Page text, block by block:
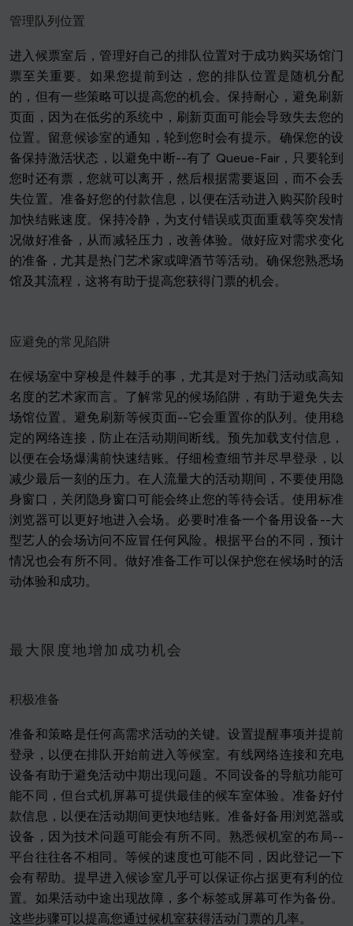
管理队列位置
进入候票室后，管理好自己的排队位置对于成功购买场馆门
票至关重要。如果您提前到达，您的排队位置是随机分配
的，但有一些策略可以提高您的机会。保持耐心，避免刷新
页面，因为在低劣的系统中，刷新页面可能会导致失去您的
位置。留意候诊室的通知，轮到您时会有提示。确保您的设
备保持激活状态，以避免中断--有了 Queue-Fair，只要轮到
您时还有票，您就可以离开，然后根据需要返回，而不会丢
失位置。准备好您的付款信息，以便在活动进入购买阶段时
加快结账速度。保持冷静，为支付错误或页面重载等突发情
况做好准备，从而减轻压力，改善体验。做好应对需求变化
的准备，尤其是热门艺术家或啤酒节等活动。确保您熟悉场
馆及其流程，这将有助于提高您获得门票的机会。
应避免的常见陷阱
在候场室中穿梭是件棘手的事，尤其是对于热门活动或高知
名度的艺术家而言。了解常见的候场陷阱，有助于避免失去
场馆位置。避免刷新等候页面--它会重置你的队列。使用稳
定的网络连接，防止在活动期间断线。预先加载支付信息，
以便在会场爆满前快速结账。仔细检查细节并尽早登录，以
减少最后一刻的压力。在人流量大的活动期间，不要使用隐
身窗口，关闭隐身窗口可能会终止您的等待会话。使用标准
浏览器可以更好地进入会场。必要时准备一个备用设备--大
型艺人的会场访问不应冒任何风险。根据平台的不同，预计
情况也会有所不同。做好准备工作可以保护您在候场时的活
动体验和成功。
最大限度地增加成功机会
积极准备
准备和策略是任何高需求活动的关键。设置提醒事项并提前
登录，以便在排队开始前进入等候室。有线网络连接和充电
设备有助于避免活动中期出现问题。不同设备的导航功能可
能不同，但台式机屏幕可提供最佳的候车室体验。准备好付
款信息，以便在活动期间更快地结账。准备好备用浏览器或
设备，因为技术问题可能会有所不同。熟悉候机室的布局--
平台往往各不相同。等候的速度也可能不同，因此登记一下
会有帮助。提早进入候诊室几乎可以保证你占据更有利的位
置。如果活动中途出现故障，多个标签或屏幕可作为备份。
这些步骤可以提高您通过候机室获得活动门票的几率。